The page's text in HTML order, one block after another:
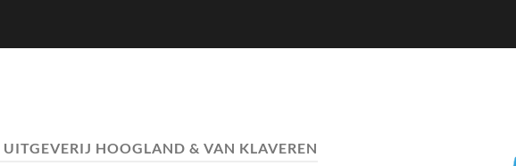
UITGEVERIJ HOOGLAND & VAN KLAVEREN